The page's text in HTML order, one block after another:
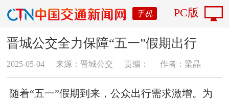
手机 PC版
晋城公交全力保障“五一”假期出行
2025-05-04 来源：晋城公交 责编： 作者：梁晶
随着“五一”假期到来，公众出行需求激增。为